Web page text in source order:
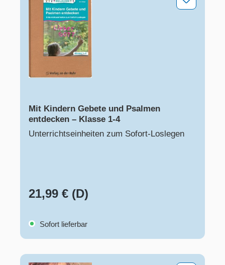
Mit Kindern Gebete und Psalmen
entdecken – Klasse 1-4
Unterrichtseinheiten zum Sofort-Loslegen
21,99 € (D)
Sofort lieferbar